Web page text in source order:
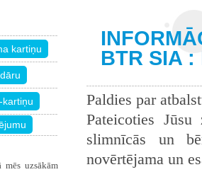
uzsākām
BTR SIA
Paldies par
Pateicoties
slimnīcās un
novērtējama un